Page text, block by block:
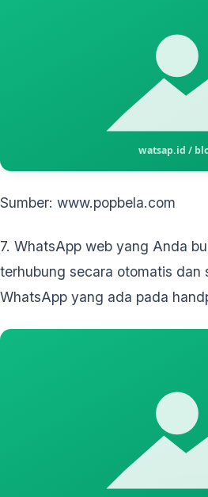
Sumber: www.popbela.com
7. WhatsApp web yang Anda
terhubung secara otomatis dan
WhatsApp yang ada pada